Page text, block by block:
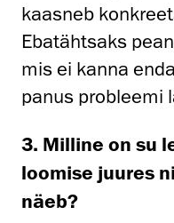
kaasneb
Ebatähtsaks
mis ei kanna
panus probleemi
3. Milline on su
loomise juures
näeb?